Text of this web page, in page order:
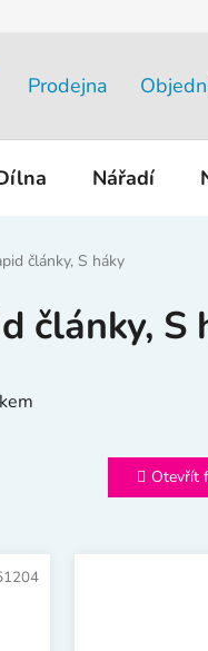
Prodejna
Nářadí
články, S háky
články, S
Otevřít